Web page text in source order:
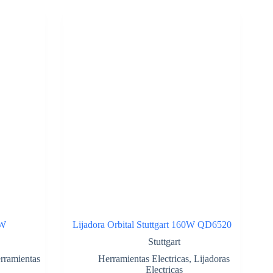
Lijadora Orbital Stuttgart 160W QD6520
Stuttgart
Herramientas Electricas, Lijadoras
Electricas